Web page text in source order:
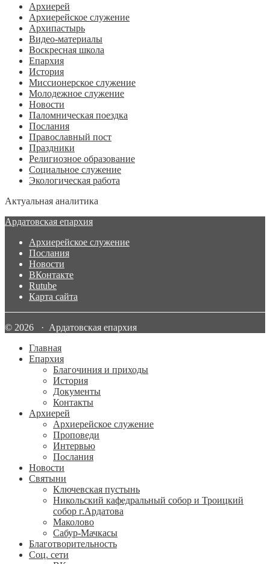
Архиерей
Архиерейское служение
Архипастырь
Видео-материалы
Воскресная школа
Епархия
История
Миссионерское служение
Молодежное служение
Новости
Паломническая поездка
Послания
Православный пост
Праздники
Религиозное образование
Социальное служение
Экологическая работа
Актуальная аналитика
Ардатовская епархия
Архиерейское служение
Послания
Новости
ВКонтакте
Rutube
Карта сайта
© 2026 · Ардатовская епархия
Главная
Епархия
Благочиния и приходы
История
Документы
Контакты
Архиерей
Архиерейское служение
Проповеди
Интервью
Послания
Новости
Святыни
Ключевская пустынь
Никольский кафедральный собор и Троицкий
собор г.Ардатова
Маколово
Сабур-Мачкасы
Благотворительность
Соц. сети